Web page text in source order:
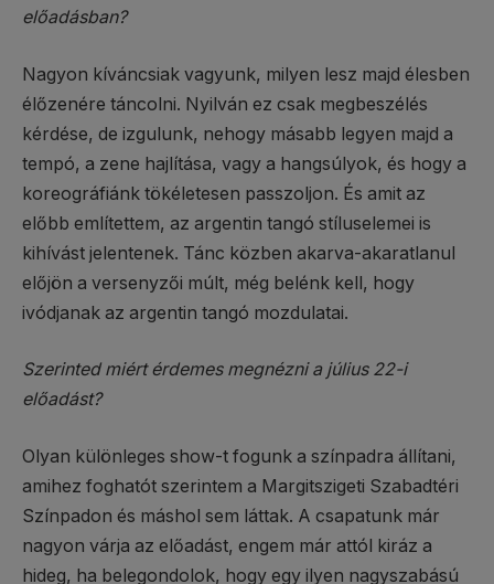
előadásban?
Nagyon kíváncsiak vagyunk, milyen lesz majd élesben
élőzenére táncolni. Nyilván ez csak megbeszélés
kérdése, de izgulunk, nehogy másabb legyen majd a
tempó, a zene hajlítása, vagy a hangsúlyok, és hogy a
koreográfiánk tökéletesen passzoljon. És amit az
előbb említettem, az argentin tangó stíluselemei is
kihívást jelentenek. Tánc közben akarva-akaratlanul
előjön a versenyzői múlt, még belénk kell, hogy
ivódjanak az argentin tangó mozdulatai.
Szerinted miért érdemes megnézni a július 22-i
előadást?
Olyan különleges show-t fogunk a színpadra állítani,
amihez foghatót szerintem a Margitszigeti Szabadtéri
Színpadon és máshol sem láttak. A csapatunk már
nagyon várja az előadást, engem már attól kiráz a
hideg, ha belegondolok, hogy egy ilyen nagyszabású